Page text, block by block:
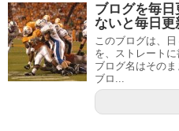
ブログを毎
ないと毎日更
このブログは、
を、ストレートに
ブログ名はその
ブロ...